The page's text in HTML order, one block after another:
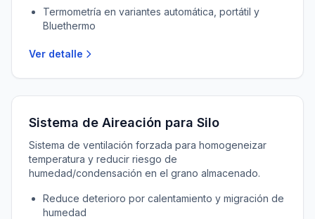
Termometría en variantes automática, portátil y
Bluethermo
Ver detalle
Sistema de Aireación para Silo
Sistema de ventilación forzada para homogeneizar
temperatura y reducir riesgo de
humedad/condensación en el grano almacenado.
Reduce deterioro por calentamiento y migración de
humedad